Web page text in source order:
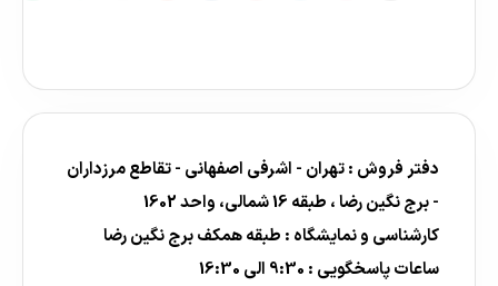
دفتر فروش : تهران - اشرفی اصفهانی - تقاطع مرزداران
- برج نگین رضا ، طبقه 16 شمالی، واحد 1602
کارشناسی و نمایشگاه : طبقه همکف برج نگین رضا
ساعات پاسخگویی : 9:30 الی 16:30